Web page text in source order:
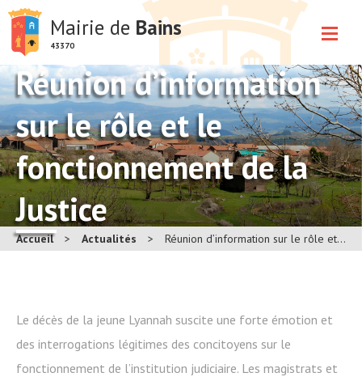
Mairie de Bains
43370
Réunion d’information
sur le rôle et le
fonctionnement de la
Justice
Accueil > Actualités > Réunion d’information sur le rôle et le fonctionnement de la Justice
Le décès de la jeune Lyannah suscite une forte émotion et
des interrogations légitimes des concitoyens sur le
fonctionnement de l’institution judiciaire. Les magistrats et